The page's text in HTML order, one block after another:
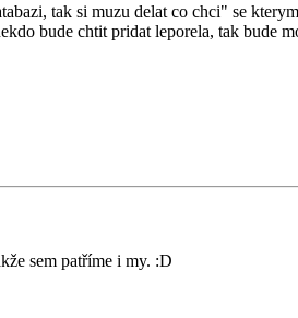
tak si muzu delat co chci" se
bude chtit pridat leporela, tak bude
sem patříme i my. :D